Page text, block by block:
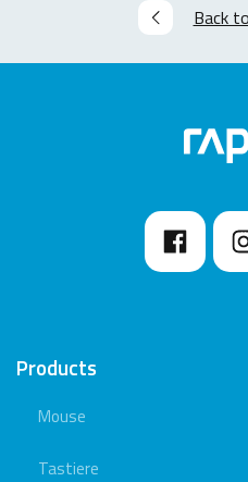
Back
Products
Mouse
Tastiere